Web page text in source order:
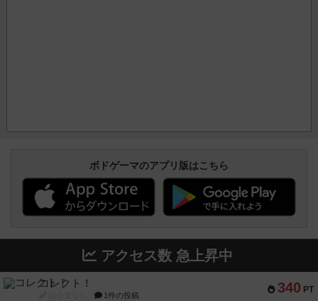
ボドゲーマのアプリ版はこちら
アクセス数 急上昇中
340 PT
コレクト！
1件の投稿